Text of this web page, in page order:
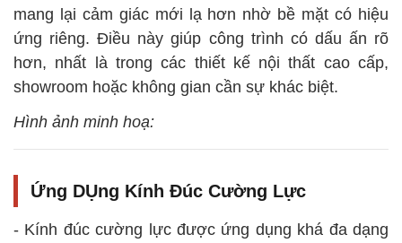
mang lại cảm giác mới lạ hơn nhờ bề mặt có hiệu
ứng riêng. Điều này giúp công trình có dấu ấn rõ
hơn, nhất là trong các thiết kế nội thất cao cấp,
showroom hoặc không gian cần sự khác biệt.
Hình ảnh minh hoạ:
Ứng DỤng Kính Đúc Cường Lực
- Kính đúc cường lực được ứng dụng khá đa dạng